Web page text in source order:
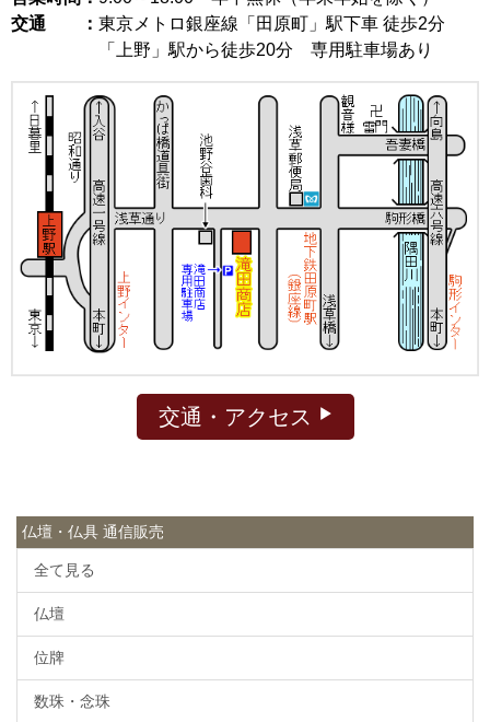
交通 ： 東京メトロ銀座線「田原町」駅下車 徒歩2分
「上野」駅から徒歩20分 専用駐車場あり
交通・アクセス
仏壇・仏具 通信販売
全て見る
仏壇
位牌
数珠・念珠